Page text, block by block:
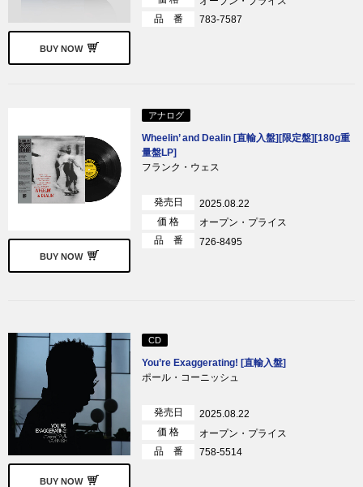
BUY NOW
品 番
783-7587
BUY NOW
アナログ
Wheelin’ and Dealin [直輸入盤][限定盤][180g重
量盤LP]
フランク・ウェス
発売日
2025.08.22
価 格
オープン・プライス
品 番
726-8495
BUY NOW
CD
You’re Exaggerating! [直輸入盤]
ポール・コーニッシュ
発売日
2025.08.22
価 格
オープン・プライス
品 番
758-5514